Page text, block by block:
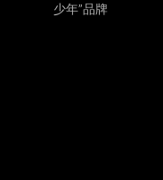
少年”品牌